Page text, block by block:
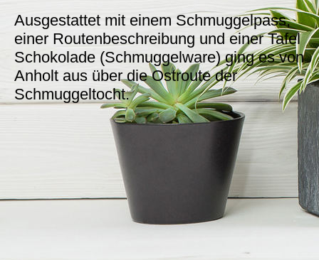
Ausgestattet mit einem Schmuggelpass,
einer Routenbeschreibung und einer Tafel
Schokolade (Schmuggelware) ging es von
Anholt aus über die Ostroute der
Schmuggeltocht.